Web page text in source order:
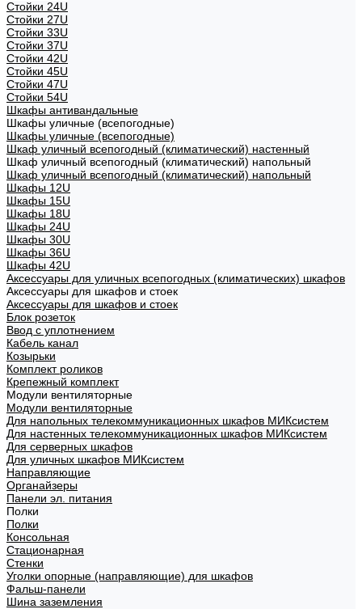
Стойки 24U
Стойки 27U
Стойки 33U
Стойки 37U
Стойки 42U
Стойки 45U
Стойки 47U
Стойки 54U
Шкафы антивандальные
Шкафы уличные (всепогодные)
Шкафы уличные (всепогодные)
Шкаф уличный всепогодный (климатический) настенный
Шкаф уличный всепогодный (климатический) напольный
Шкаф уличный всепогодный (климатический) напольный
Шкафы 12U
Шкафы 15U
Шкафы 18U
Шкафы 24U
Шкафы 30U
Шкафы 36U
Шкафы 42U
Аксессуары для уличных всепогодных (климатических) шкафов
Аксессуары для шкафов и стоек
Аксессуары для шкафов и стоек
Блок розеток
Ввод с уплотнением
Кабель канал
Козырьки
Комплект роликов
Крепежный комплект
Модули вентиляторные
Модули вентиляторные
Для напольных телекоммуникационных шкафов МИКсистем
Для настенных телекоммуникационных шкафов МИКсистем
Для серверных шкафов
Для уличных шкафов МИКсистем
Направляющие
Органайзеры
Панели эл. питания
Полки
Полки
Консольная
Стационарная
Стенки
Уголки опорные (направляющие) для шкафов
Фальш-панели
Шина заземления